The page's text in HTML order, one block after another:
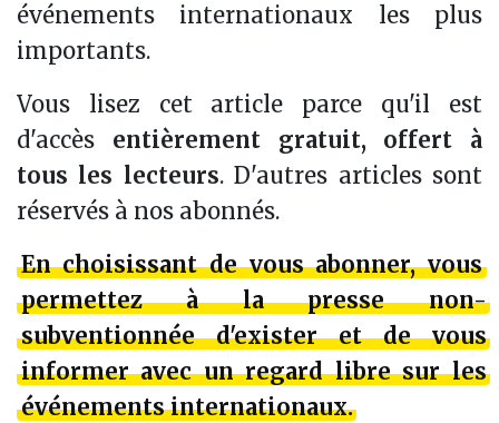
événements internationaux les plus
importants.
Vous lisez cet article parce qu'il est
d'accès entièrement gratuit, offert à
tous les lecteurs. D'autres articles sont
réservés à nos abonnés.
En choisissant de vous abonner, vous
permettez à la presse non-
subventionnée d'exister et de vous
informer avec un regard libre sur les
événements internationaux.